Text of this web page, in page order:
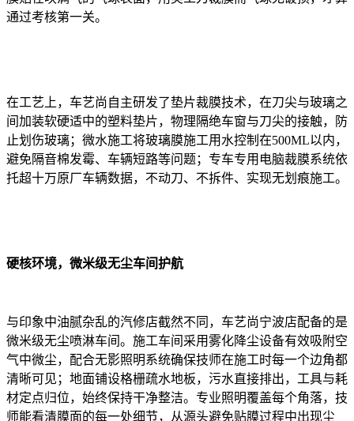
通过考核第一关。
在工艺上，车艺尚自主研发了垫片裁膜技术，在刀尖与玻璃之
间加装软硬适中的塑料垫片，物理隔绝车窗与刀尖的接触，防
止划伤玻璃；微水施工将玻璃膜施工用水控制在500ML以内，
避免隔音棉发霉、车辆短路等问题；专车专用电脑裁膜系统依
托超十万原厂车辆数据，不动刀、不拆件、实现无划痕施工。
硬核环境，微米级无尘车间护航
与印象中油腻杂乱的汽修店截然不同，车艺尚宁波店配备的是
微米级无尘喷淋车间。施工车间采用雾化降尘设备有效吸附空
气中微尘，配合无影照明系统确保技师在施工时每一个边角都
清晰可见；地面铺设格栅疏水地板，污水直接排出，工具与耗
材定点归位，始终保持干净整洁。专业照明覆盖每个角落，技
师能看清膜面的每一处细节，从源头避免贴膜过程中出现尘